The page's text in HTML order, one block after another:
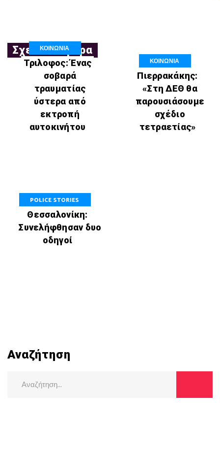
Σχετικά Άρθρα
ΚΟΙΝΩΝΙΑ
Τριλοφος: Ένας
σοβαρά
τραυματίας
ύστερα από
εκτροπή
αυτοκινήτου
ΚΟΙΝΩΝΙΑ
Πιερρακάκης:
«Στη ΔΕΘ θα
παρουσιάσουμε
σχέδιο
τετραετίας»
POLICE STORIES
Θεσσαλονίκη:
Συνελήφθησαν δυο
οδηγοί
Αναζήτηση